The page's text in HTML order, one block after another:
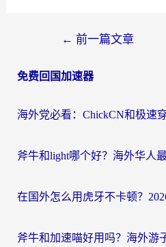
导
← 前一篇文章
免费回国加速器